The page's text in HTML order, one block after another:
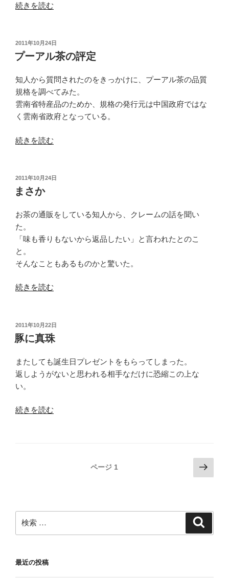
“な
も
い
ず”
の
続きを読む
投
稿
日:
2011年10月24日
プーアル茶の評定
知人から質問されたのをきっかけに、プーアル茶の品質
規格を調べてみた。
雲南省特産品のためか、規格の発行元は中国政府ではな
く雲南省政府となっている。
“プ
ル
茶
評
定”
の
続きを読む
投
稿
日:
2011年10月24日
まさか
お茶の通販をしている知人から、クレームの話を聞い
た。
「味も香りもないから返品したい」と言われたとのこ
と。
そんなこともあるものかと驚いた。
“ま
の
続きを読む
投
稿
日:
2011年10月22日
豚に真珠
またしても誕生日プレゼントをもらってしまった。
返しようがないと思われる相手なだけに恐縮この上な
い。
“豚
続きを読む
ゲ
ー
ョ
ページ 1
次
の
ジ
検
索:
最近の投稿